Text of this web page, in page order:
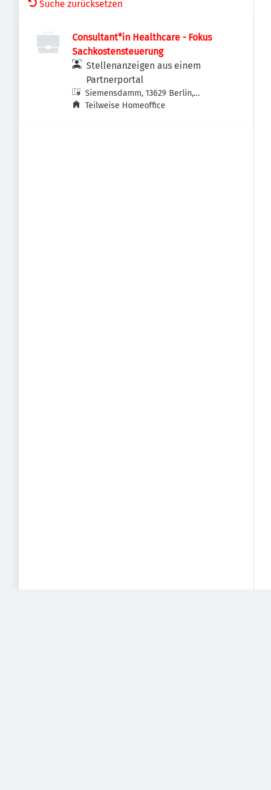
Suche zurücksetzen
Consultant*in Healthcare - Fokus
Sachkostensteuerung
Stellenanzeigen aus einem
Partnerportal
Siemensdamm, 13629 Berlin,
Deutschland
Teilweise Homeoffice